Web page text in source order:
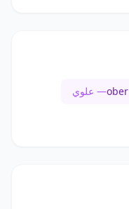
ober— علوي